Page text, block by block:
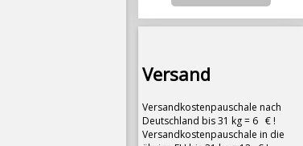
Versand
Versandkostenpauschale nach
Deutschland bis 31 kg = 6 € !
Versandkostenpauschale in die